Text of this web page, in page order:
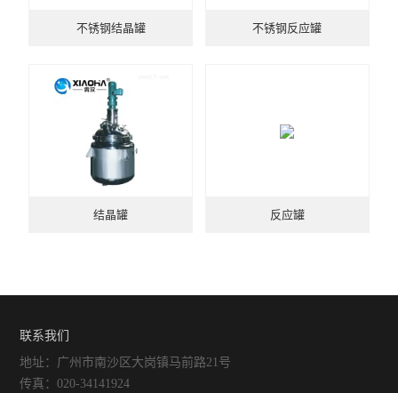
不锈钢结晶罐 不锈钢反应罐
结晶罐 反应罐
联系我们
地址：广州市南沙区大岗镇马前路21号
传真：020-34141924